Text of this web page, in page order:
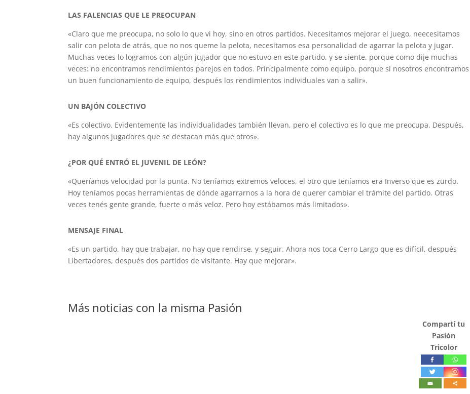
LAS FALENCIAS QUE LE PREOCUPAN
«Claro que me preocupa, no solo lo que vi hoy, sino en otros partidos. Necesitamos mejorar el juego, neecesitamos
salir con pelota de atrás, que no nos queme la pelota, necesitamos esa personalidad de agarrar la pelota y jugar.
Muchas veces lo logramos con algún jugador que no estuvo en este partido, y se siente, porque como dije muchas
veces: no encontramos rendimientos parejos en todos. Principalmente como equipo, porque si nosotros encontramos
un buen funcionamiento de equipo, después los rendimientos individuales van a salir».
UN BAJÓN COLECTIVO
«Es colectivo. Evidentemente las individualidades también llevan, pero el colectivo es lo que me preocupa. Después,
hay algunos jugadores que se destacan más que otros».
¿POR QUÉ ENTRÓ EL JUVENIL DE LEÓN?
«Queríamos velocidad por la punta. No teníamos extremos veloces, el otro que teníamos era Inverso que es zurdo.
Hoy teníamos pocas herramientas de dónde agarrarnos a la hora de querer cambiar el trámite del partido. Otras
veces tenés gente grande, fuerte o más veloz. Pero hoy estábamos más limitados».
MENSAJE FINAL
«Es un partido, hay que trabajar, no hay que rendirse, y seguir. Ahora nos toca Cerro Largo que es difícil, después
Libertadores, después dos partidos de visitante. Hay que mejorar».
Más noticias con la misma Pasión
Compartí tu
Pasión
Tricolor